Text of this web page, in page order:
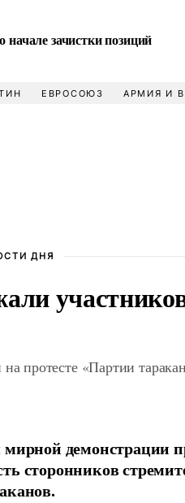
зачистки позиций
ЕВРОСОЮЗ АРМИЯ И
ДНЯ
протесте «Партии
демонстрации
сторонников